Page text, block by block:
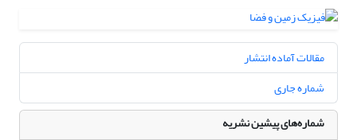
مقالات آماده انتشار
شماره جاری
شماره‌های پیشین نشریه